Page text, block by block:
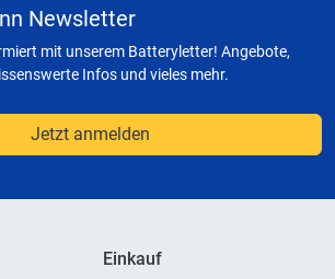
Newsletter
mit unserem Batteryletter! Angebote,
Infos und vieles mehr.
Jetzt anmelden
Einkauf